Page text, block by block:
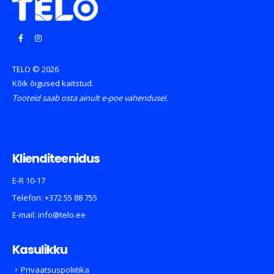
TELO © 2026
Kõik õigused kaitstud.
Tooteid saab osta ainult e-poe vahendusel.
Klienditeenidus
E-R 10-17
Telefon: +372 55 88 755
E-mail: info@telo.ee
Kasulikku
Privaatsuspoliitika